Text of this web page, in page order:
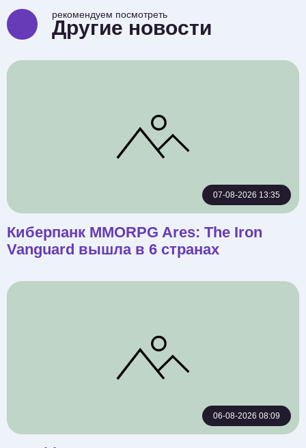
рекомендуем посмотреть
Другие новости
07-08-2026 13:35
Киберпанк MMORPG Ares: The Iron
Vanguard вышла в 6 странах
06-08-2026 08:09